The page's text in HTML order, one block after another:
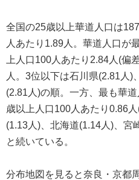
全国の25歳以上華道人口は
人あたり1.89人。華道人口が
上人口100人あたり2.84人(偏
人。3位以下は石川県(2.81人)
(2.81人)の順。一方、最も華
歳以上人口100人あたり0.86
(1.13人)、北海道(1.14人)、宮
と続いている。
分布地図を見ると奈良・京都